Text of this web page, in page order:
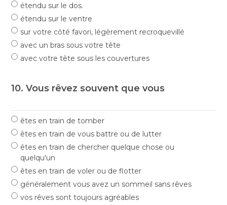
étendu sur le dos.
étendu sur le ventre
sur votre côté favori, légèrement recroquevillé
avec un bras sous votre tête
avec votre tête sous les couvertures
10. Vous rêvez souvent que vous
êtes en train de tomber
êtes en train de vous battre ou de lutter
êtes en train de chercher quelque chose ou
quelqu'un
êtes en train de voler ou de flotter
généralement vous avez un sommeil sans rêves
vos rêves sont toujours agréables